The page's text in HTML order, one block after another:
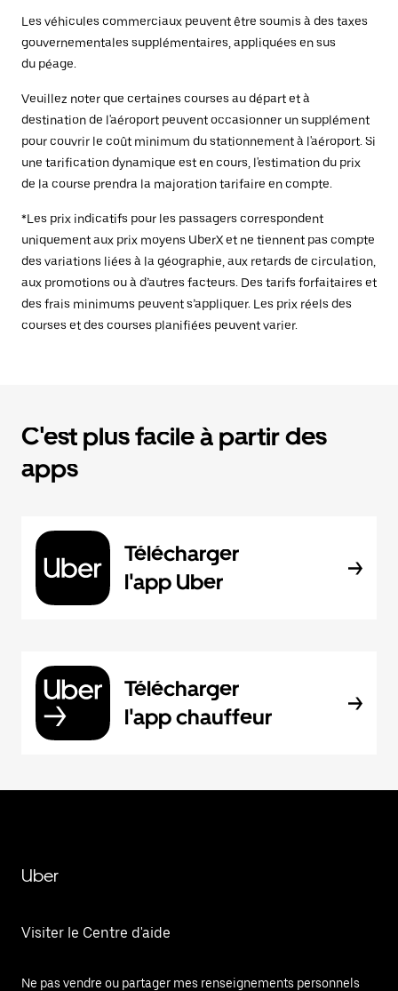
Les véhicules commerciaux peuvent être soumis à des taxes
gouvernementales supplémentaires, appliquées en sus
du péage.
Veuillez noter que certaines courses au départ et à
destination de l'aéroport peuvent occasionner un supplément
pour couvrir le coût minimum du stationnement à l'aéroport. Si
une tarification dynamique est en cours, l'estimation du prix
de la course prendra la majoration tarifaire en compte.
*Les prix indicatifs pour les passagers correspondent
uniquement aux prix moyens UberX et ne tiennent pas compte
des variations liées à la géographie, aux retards de circulation,
aux promotions ou à d’autres facteurs. Des tarifs forfaitaires et
des frais minimums peuvent s’appliquer. Les prix réels des
courses et des courses planifiées peuvent varier.
C'est plus facile à partir des
apps
Télécharger
l'app Uber
Télécharger
l'app chauffeur
Uber
Visiter le Centre d'aide
Ne pas vendre ou partager mes renseignements personnels